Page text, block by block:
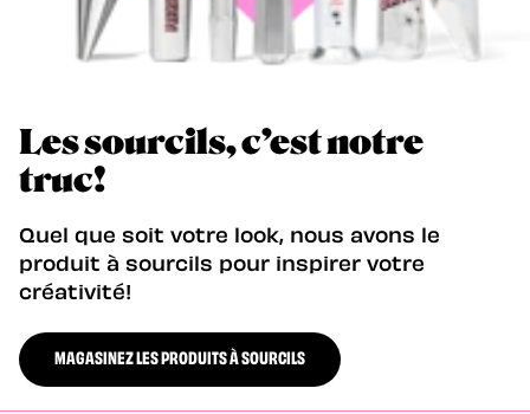
Les sourcils, c’est notre
truc!
Quel que soit votre look, nous avons le
produit à sourcils pour inspirer votre
créativité!
MAGASINEZ LES PRODUITS À SOURCILS